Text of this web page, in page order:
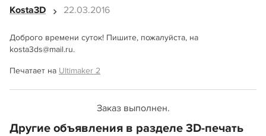
Kosta3D 22.03.2016
Доброго времени суток! Пишите, пожалуйста, на
kosta3ds@mail.ru.
Печатает на Ultimaker 2
Заказ выполнен.
Другие объявления в разделе 3D-печать